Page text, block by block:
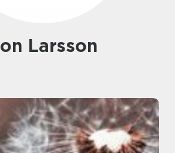
Jon Larsson